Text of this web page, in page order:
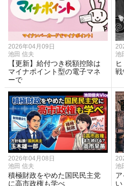
2026年04月09日
池田 信夫
【更新】給付つき税額控除は
マイナポイント型の電子マネ
ーで
池
戦
2026年04月08日
池田 信夫
積極財政をやめた国民民主党
に高市政権も学べ
池
い